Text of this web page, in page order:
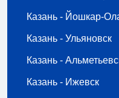
Казань - Йошкар-
Казань - Ульяновск
Казань -
Казань - Ижевск